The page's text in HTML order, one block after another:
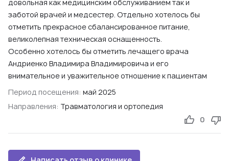
довольная как медицинским обслуживанием так и
заботой врачей и медсестер. Отдельно хотелось бы
отметить прекрасное сбалансированное питание,
великолепная техническая оснащенность.
Особенно хотелось бы отметить лечащего врача
Андриенко Владимира Владимировича и его
внимательное и уважительное отношение к пациентам
Период посещения: май 2025
Направления: Травматология и ортопедия
0